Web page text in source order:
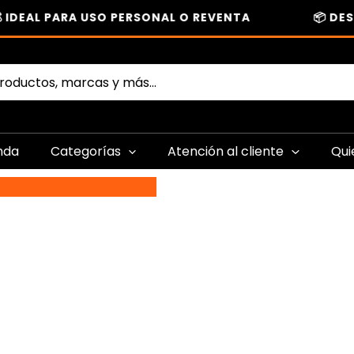
PARA USO PERSONAL O REVENTA 📦
Categorías Atención al cliente